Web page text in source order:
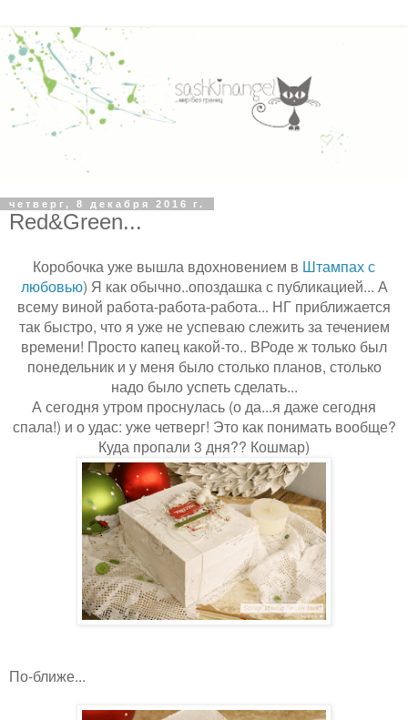
четверг, 8 декабря 2016 г.
Red&Green...
Коробочка уже вышла вдохновением в Штампах с
любовью) Я как обычно..опоздашка с публикацией... А
всему виной работа-работа-работа... НГ приближается
так быстро, что я уже не успеваю слежить за течением
времени! Просто капец какой-то.. ВРоде ж только был
понедельник и у меня было столько планов, столько
надо было успеть сделать...
А сегодня утром проснулась (о да...я даже сегодня
спала!) и о удас: уже четверг! Это как понимать вообще?
Куда пропали 3 дня?? Кошмар)
По-ближе...